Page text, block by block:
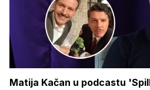
Matija Kačan u podcastu